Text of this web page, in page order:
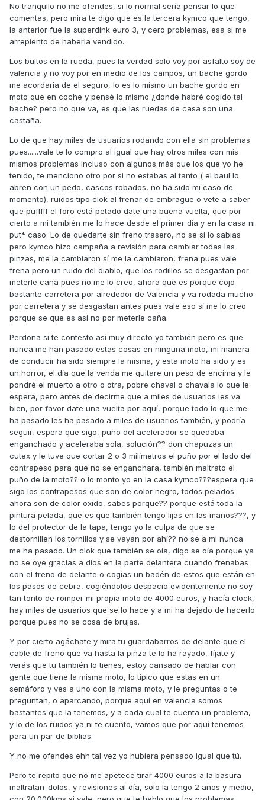
moto= averías constantes porque la moto no aguanta el
ritmo).
No te Mosquees, pero todo esto que te digo es la Cruz de la
dices. Cuando estrenas una moto hay que empezar por un
buen rodaje, y casi nadie cree en ello, la mayoría dice que
no hace falta, pero cuando te preguntan porque la moto
falla, entonces todo el mundo dice que hizo buen rodaje.
Claro eso es difícil de demostrar, lo mismo que lo que tú
dices, difícil de creer cuando hay miles de moto como la
tuya que no dan ni un problema alguno.
Vuelvo a pedir disculpas porque se que te vas a sentir
aludido, pero un comentario va por otro. Soy mecánico y no
creo en brujas ni me creo que con un trato normalalga una
máquina tan mala.
Un saludo
No tranquilo no me ofendes, si lo normal sería pensar lo que
comentas, pero mira te digo que es la tercera kymco que tengo,
la anterior fue la superdink euro 3, y cero problemas, esa si me
arrepiento de haberla vendido.
Los bultos en la rueda, pues la verdad solo voy por asfalto soy de
valencia y no voy por en medio de los campos, un bache gordo
me acordaría de el seguro, lo es lo mismo un bache gordo en
moto que en coche y pensé lo mismo ¿donde habré cogido tal
bache? pero no que va, es que las ruedas de casa son una
castaña.
Lo de que hay miles de usuarios rodando con ella sin problemas
pues......vale te lo compro al igual que hay otros miles con mis
mismos problemas incluso con algunos más que los que yo he
tenido, te menciono otro por si no estabas al tanto ( el baul lo
abren con un pedo, cascos robados, no ha sido mi caso de
momento), ruidos tipo clok al frenar de embrague o vete a saber
que pufffff el foro está petado date una buena vuelta, que por
cierto a mi también me lo hace desde el primer día y en la casa ni
put* caso. Lo de quedarte sin freno trasero, no se si lo sabias
pero kymco hizo campaña a revisión para cambiar todas las
pinzas, me la cambiaron sí me la cambiaron, frena pues vale
frena pero un ruido del diablo, que los rodillos se desgastan por
meterle caña pues no me lo creo, ahora que es porque cojo
bastante carretera por alrededor de Valencia y va rodada mucho
por carretera y se desgastan antes pues vale eso sí me lo creo
porque se que es así no por meterle caña.
Perdona si te contesto así muy directo yo también pero es que
nunca me han pasado estas cosas en ninguna moto, mi manera
de conducir ha sido siempre la misma, y esta moto ha sido y es
un horror, el día que la venda me quitare un peso de encima y le
pondré el muerto a otro o otra, pobre chaval o chavala lo que le
espera, pero antes de decirme que a miles de usuarios les va
bien, por favor date una vuelta por aquí, porque todo lo que me
ha pasado les ha pasado a miles de usuarios también, y podría
seguir, espera que sigo, puño del acelerador se quedaba
enganchado y aceleraba sola, solución?? don chapuzas un
cutex y le tuve que cortar 2 o 3 milímetros el puño por el lado del
contrapeso para que no se enganchara, también maltrato el
puño de la moto?? o lo monto yo en la casa kymco???espera que
sigo los contrapesos que son de color negro, todos pelados
ahora son de color oxido, sabes porque?? porque está toda la
pintura pelada, que es que también tengo lijas en las manos???, y
lo del protector de la tapa, tengo yo la culpa de que se
destornillen los tornillos y se vayan por ahí?? no se a mi nunca
me ha pasado. Un clok que también se oía, digo se oía porque ya
no se oye gracias a dios en la parte delantera cuando frenabas
con el freno de delante o cogías un badén de estos que están en
los pasos de cebra, cogiéndolos despacio evidentemente no soy
tan tonto de romper mi propia moto de 4000 euros, y hacía clock,
hay miles de usuarios que se lo hace y a mi ha dejado de hacerlo
porque pues no se cosa de brujas.
Y por cierto agáchate y mira tu guardabarros de delante que el
cable de freno que va hasta la pinza te lo ha rayado, fíjate y
verás que tu también lo tienes, estoy cansado de hablar con
gente que tiene la misma moto, lo típico que estas en un
semáforo y ves a uno con la misma moto, y le preguntas o te
preguntan, o aparcando, porque aquí en valencia somos
bastantes que la tenemos, y a cada cual te cuenta un problema,
y lo de los ruidos ya ni te cuento, vamos que por aquí tenemos
para un par de biblias.
Y no me ofendes ehh tal vez yo hubiera pensado igual que tú.
Pero te repito que no me apetece tirar 4000 euros a la basura
maltratan-dolos, y revisiones al día, solo la tengo 2 años y medio,